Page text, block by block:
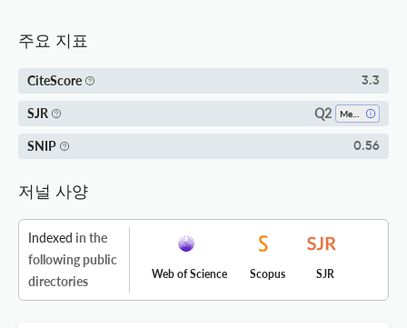
주요 지표
CiteScore 3.3
SJR Q2
SNIP 0.56
저널 사양
Indexed in the
following public
directories
Web of Science Scopus SJR